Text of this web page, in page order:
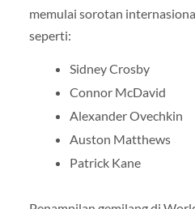
memulai sorotan
seperti:
Sidney Crosby
Connor McDavid
Alexander Ovechkin
Auston Matthews
Patrick Kane